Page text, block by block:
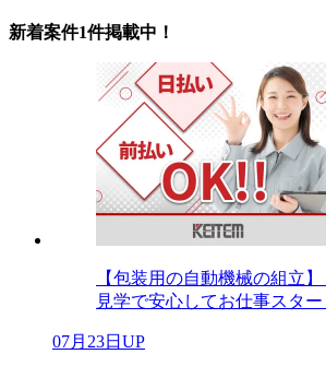
新着案件1件掲載中！
【包装用の自動機械の組立
見学で安心してお仕事スター
07月23日UP